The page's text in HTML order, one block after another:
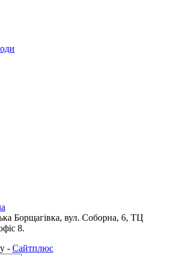
Борщагівка, вул. Соборна, 6, ТЦ
8.
- Сайтплюс